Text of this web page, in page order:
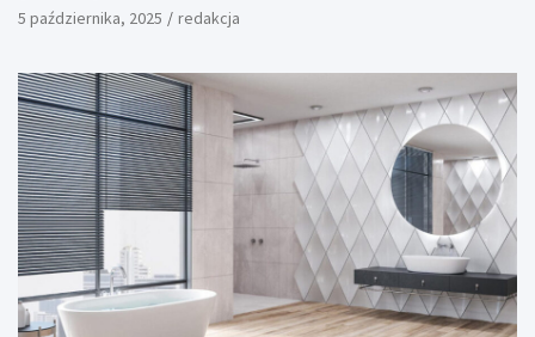
5 października, 2025 redakcja